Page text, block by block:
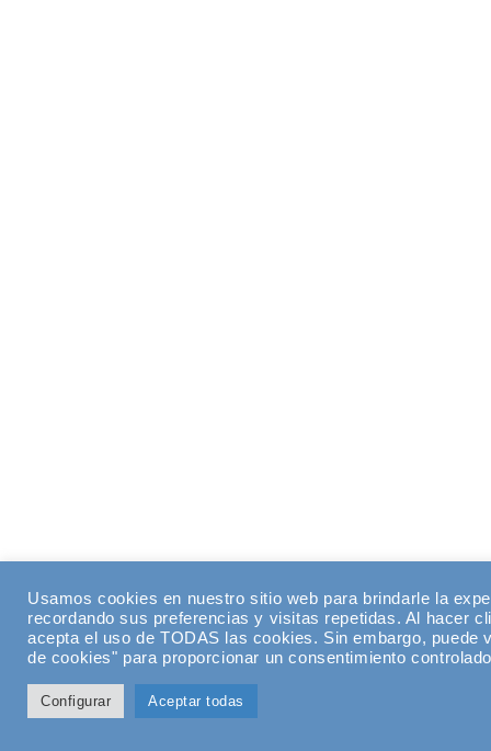
Usamos cookies en nuestro sitio web para brindarle la
recordando sus preferencias y visitas repetidas. Al hacer
acepta el uso de TODAS las cookies. Sin embargo, puede
de cookies" para proporcionar un consentimiento
Configurar Aceptar todas